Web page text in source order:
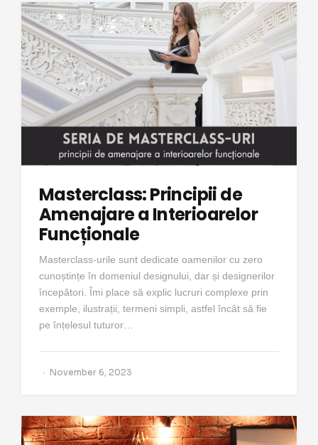
Masterclass: Principii de
Amenajare a Interioarelor
Funcționale
Masterclass-urile sunt dedicate oamenilor cu zero
cunoștințe în domeniul designului, dar și designerilor
începători. Îmi place să explic lucruri complexe prin
exemple, ilustrații, termeni simpli, astfel încât să fie
pe înțelesul tuturor…
November 6, 2023